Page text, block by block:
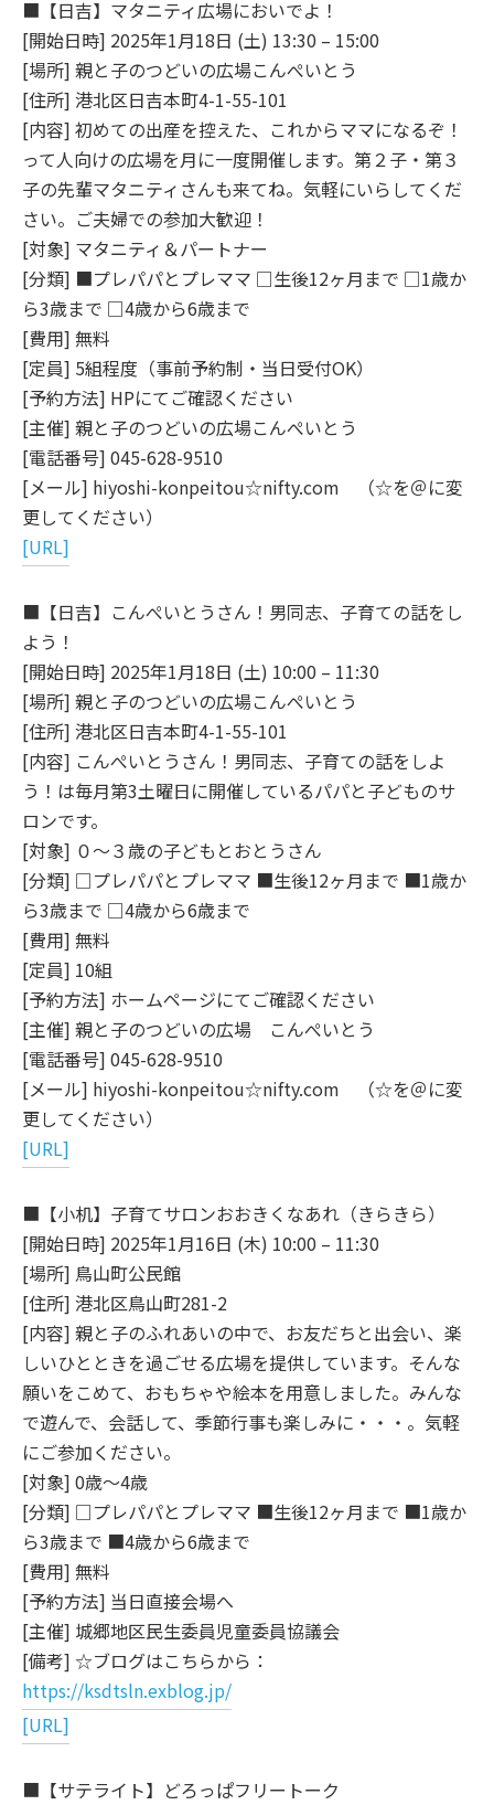
■【日吉】マタニティ広場においでよ！
[開始日時] 2025年1月18日 (土) 13:30 – 15:00
[場所] 親と子のつどいの広場こんぺいとう
[住所] 港北区日吉本町4-1-55-101
[内容] 初めての出産を控えた、これからママになるぞ！
って人向けの広場を月に一度開催します。第２子・第３
子の先輩マタニティさんも来てね。気軽にいらしてくだ
さい。ご夫婦での参加大歓迎！
[対象] マタニティ＆パートナー
[分類] ■プレパパとプレママ □生後12ヶ月まで □1歳か
ら3歳まで □4歳から6歳まで
[費用] 無料
[定員] 5組程度（事前予約制・当日受付OK）
[予約方法] HPにてご確認ください
[主催] 親と子のつどいの広場こんぺいとう
[電話番号] 045-628-9510
[メール] hiyoshi-konpeitou☆nifty.com （☆を＠に変
更してください）
[URL]
■【日吉】こんぺいとうさん！男同志、子育ての話をし
よう！
[開始日時] 2025年1月18日 (土) 10:00 – 11:30
[場所] 親と子のつどいの広場こんぺいとう
[住所] 港北区日吉本町4-1-55-101
[内容] こんぺいとうさん！男同志、子育ての話をしよ
う！は毎月第3土曜日に開催しているパパと子どものサ
ロンです。
[対象] ０～３歳の子どもとおとうさん
[分類] □プレパパとプレママ ■生後12ヶ月まで ■1歳か
ら3歳まで □4歳から6歳まで
[費用] 無料
[定員] 10組
[予約方法] ホームページにてご確認ください
[主催] 親と子のつどいの広場 こんぺいとう
[電話番号] 045-628-9510
[メール] hiyoshi-konpeitou☆nifty.com （☆を＠に変
更してください）
[URL]
■【小机】子育てサロンおおきくなあれ（きらきら）
[開始日時] 2025年1月16日 (木) 10:00 – 11:30
[場所] 鳥山町公民館
[住所] 港北区鳥山町281-2
[内容] 親と子のふれあいの中で、お友だちと出会い、楽
しいひとときを過ごせる広場を提供しています。そんな
願いをこめて、おもちゃや絵本を用意しました。みんな
で遊んで、会話して、季節行事も楽しみに・・・。気軽
にご参加ください。
[対象] 0歳～4歳
[分類] □プレパパとプレママ ■生後12ヶ月まで ■1歳か
ら3歳まで ■4歳から6歳まで
[費用] 無料
[予約方法] 当日直接会場へ
[主催] 城郷地区民生委員児童委員協議会
[備考] ☆ブログはこちらから：
https://ksdtsln.exblog.jp/
[URL]
■【サテライト】どろっぱフリートーク